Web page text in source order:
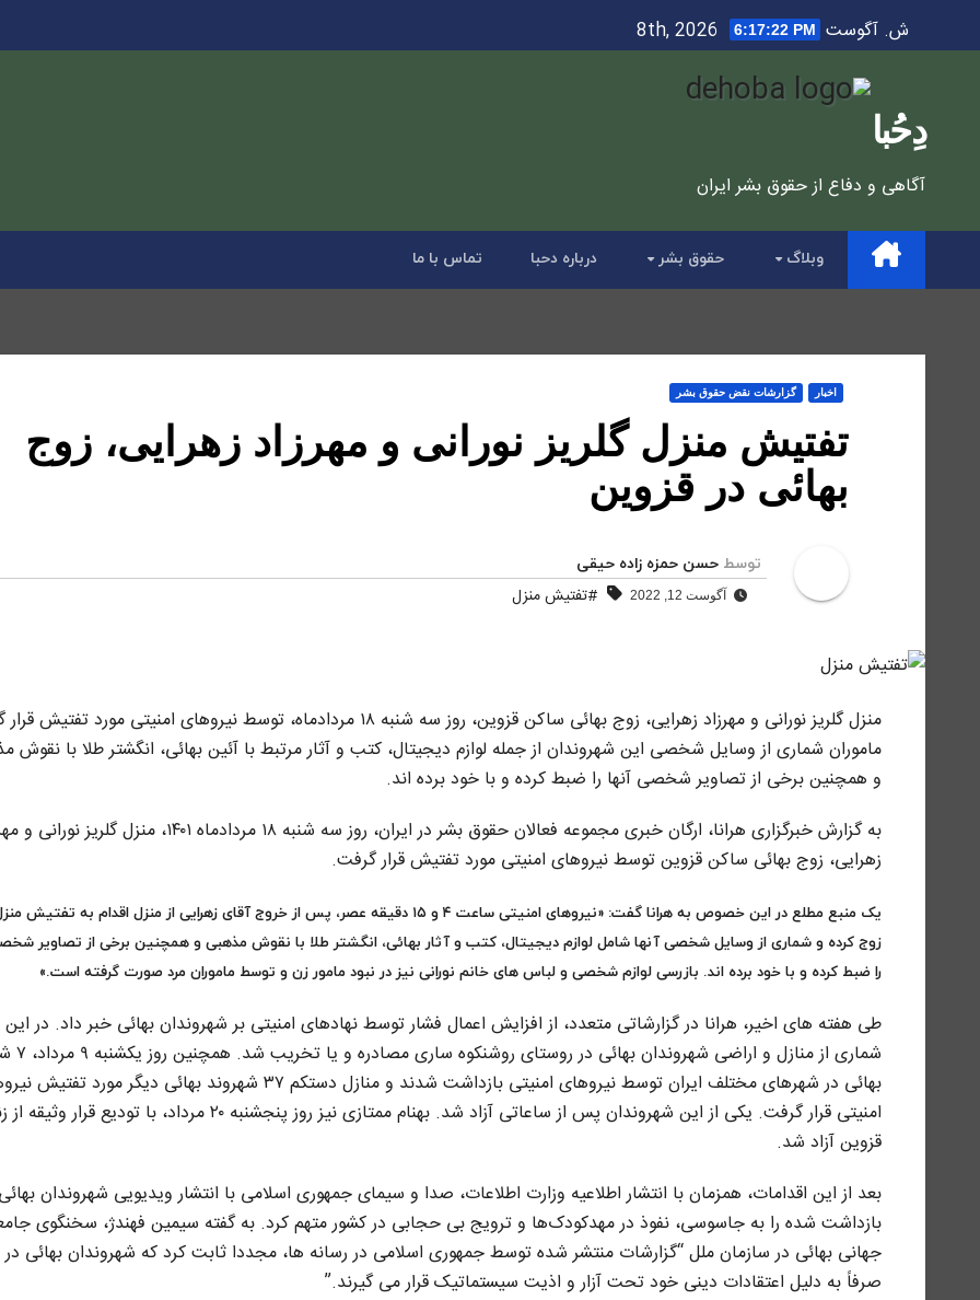
to
ش. آگوست 8th, 2026 6:17:23 PM
دِحُبا
آگاهی و دفاع از حقوق بشر ایران
وبلاگ حقوق بشر درباره دحبا تماس با ما
اخبار گزارشات نقض حقوق بشر
تفتیش منزل گلریز نورانی و مهرزاد زهرایی، زوج
بهائی در قزوین
توسط حسن حمزه زاده حیقی
آگوست 12, 2022 #تفتیش منزل
منزل گلریز نورانی و مهرزاد زهرایی، زوج بهائی ساکن قزوین، روز سه شنبه ۱۸ مردادماه، توسط نیروهای امنیتی مورد
ماموران شماری از وسایل شخصی این شهروندان از جمله لوازم دیجیتال، کتب و آثار مرتبط با آئین بهائی، انگشتر طلا با نقوش
و همچنین برخی از تصاویر شخصی آنها را ضبطکرده و با خود برده اند.
به گزارش خبرگزاری هرانا، ارگان خبری مجموعه فعالان حقوق بشر در ایران، روز سه شنبه ۱۸ مردادماه ۱۴۰۱، منزل
زهرایی، زوج بهائی ساکن قزوین توسط نیروهای امنیتی مورد تفتیش قرار گرفت.
یک منبع مطلع در این خصوص به هرانا گفت: «نیروهای امنیتی ساعت ۴ و ۱۵ دقیقه عصر، پس از خروج آقای زهرایی از منزل اقدام به
زوج کرده و شماری از وسایل شخصی آنها شامل لوازم دیجیتال، کتب و آثار بهائی، انگشتر طلا با نقوش مذهبی و همچنین برخی از تصاویر
را ضبط کرده و با خود برده اند. بازرسی لوازم شخصی و لباس های خانم نورانی نیز در نبود مامور زن و توسط ماموران مرد صورت گرفته است.»
طی هفته های اخیر، هرانا در گزارشاتی متعدد، از افزایش اعمال فشار توسط نهادهای امنیتی بر شهروندان بهائی خبر داد. در این
شماری از
بهائی در شهرهای مختلف ایران توسط نیروهای امنیتی بازداشت شدند و منازل دستکم ۳۷ شهروند بهائی دیگر مورد
امنیتی قرار گرفت. یکی از این شهروندان پس از ساعاتی آزاد شد. بهنام ممتازی نیز روز پنجشنبه ۲۰ مرداد، با تودیع
قزوین آزاد شد.
بعد از این اقدامات، همزمان با انتشار اطلاعیه وزارت اطلاعات، صدا و سیمای جمهوری اسلامی با انتشار ویدیویی شهروندان بهائی
بازداشت شده را به جاسوسی، نفوذ در مهدکودک‌ها و ترویج بی حجابی در کشور متهم کرد. به گفته سیمین فهندژ، سخنگوی
جهانی بهائی در سازمان ملل “گزارشات منتشر شده توسط جمهوری اسلامی در رسانه ها، مجددا ثابت کرد که شهروندان بهائی در
صرفاً به دلیل اعتقادات دینی خود تحت آزار و اذیت سیستماتیک قرار می گیرند.”